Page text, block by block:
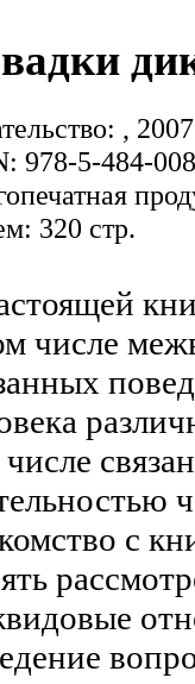
,
978-5-484-
320 стр.
числе
с